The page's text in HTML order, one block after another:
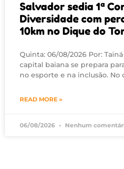
Salvador sedia 1ª
Diversidade com
10km no Dique do
Quinta: 06/08/2026 Por:
capital baiana se prepara
no esporte e na inclusão. No
READ MORE »
06/08/2026 Nenhum